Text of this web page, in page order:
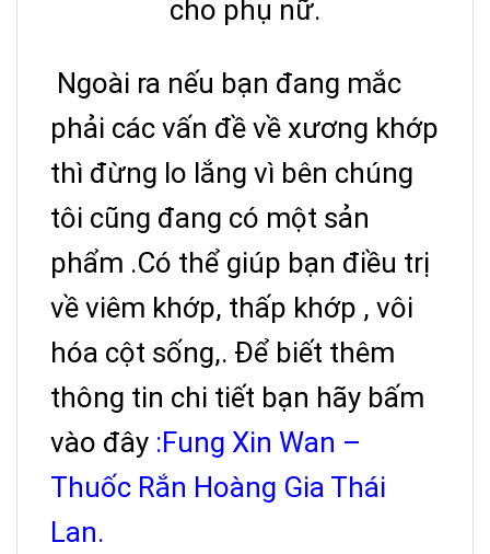
cho phụ nữ.
Ngoài ra nếu bạn đang mắc
phải các vấn đề về xương khớp
thì đừng lo lắng vì bên chúng
tôi cũng đang có một sản
phẩm .Có thể giúp bạn điều trị
về viêm khớp, thấp khớp , vôi
hóa cột sống,. Để biết thêm
thông tin chi tiết bạn hãy bấm
vào đây :Fung Xin Wan –
Thuốc Rắn Hoàng Gia Thái
Lan.